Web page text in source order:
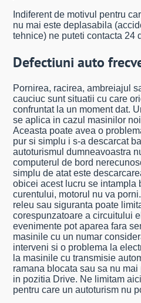
Indiferent de motivul pentru
nu mai este deplasabila
tehnice) ne puteti contacta 24
Defectiuni auto
Pornirea, racirea, ambreiajul
cauciuc sunt situatii cu care
confruntat la un moment dat.
se aplica in cazul masinilor
Aceasta poate avea o
pur si simplu i s-a descarcat
autoturismul dumneavoastra
computerul de bord
simplu de atat este
obicei acest lucru se intampla
curentului, motorul nu va
releu sau siguranta poate
corespunzatoare a circuitului
evenimente pot aparea fara
masinile cu un numar
interveni si o problema la
la masinile cu transmisie
ramana blocata sau sa nu
in pozitia Drive. Ne limitam
pentru care un autoturism nu